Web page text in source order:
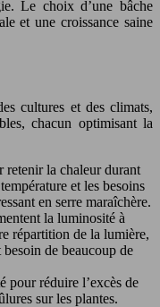
Le choix d’une bâche
et une croissance saine
cultures et des climats,
chacun optimisant la
retenir la chaleur durant
et les besoins
en serre maraîchère.
la luminosité à
répartition de la lumière,
de beaucoup de
pour réduire l’excès de
sur les plantes.